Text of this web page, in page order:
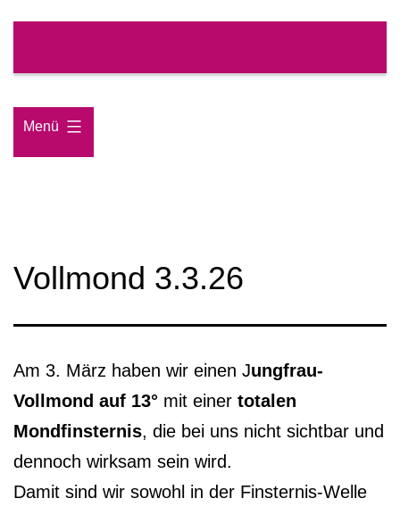
springen
Menü
Vollmond 3.3.26
Am 3. März haben wir einen Jungfrau-
Vollmond auf 13° mit einer totalen
Mondfinsternis, die bei uns nicht sichtbar und
dennoch wirksam sein wird.
Damit sind wir sowohl in der Finsternis-Welle